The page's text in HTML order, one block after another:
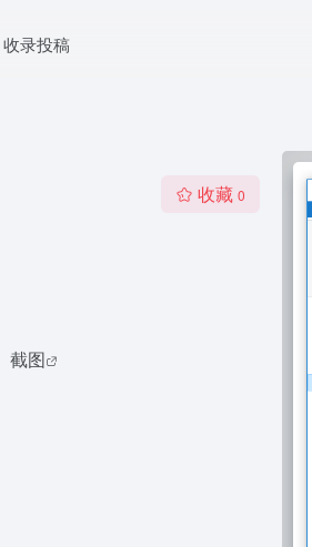
收录投稿
收藏 0
截图